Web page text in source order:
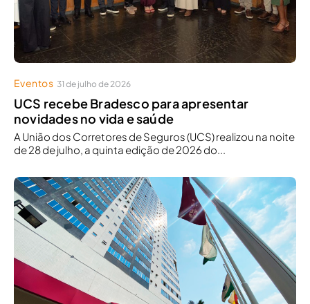
Eventos 31 de julho de 2026
UCS recebe Bradesco para apresentar
novidades no vida e saúde
A União dos Corretores de Seguros (UCS) realizou na noite
de 28 de julho, a quinta edição de 2026 do...